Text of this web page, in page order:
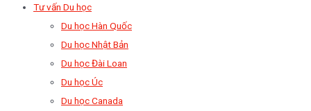
Tư vấn Du học
Du học Hàn Quốc
Du học Nhật Bản
Du học Đài Loan
Du học Úc
Du học Canada